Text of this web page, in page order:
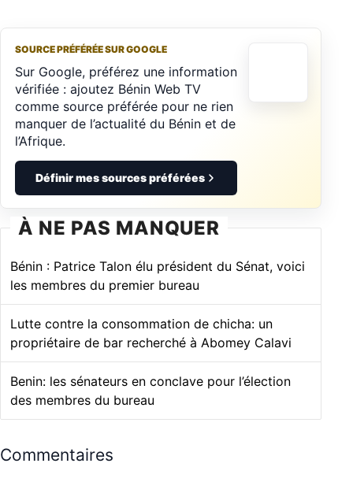
SOURCE PRÉFÉRÉE SUR GOOGLE
Sur Google, préférez une information
vérifiée : ajoutez Bénin Web TV
comme source préférée pour ne rien
manquer de l’actualité du Bénin et de
l’Afrique.
Définir mes sources préférées
À NE PAS MANQUER
Bénin : Patrice Talon élu président du Sénat, voici
les membres du premier bureau
Lutte contre la consommation de chicha: un
propriétaire de bar recherché à Abomey Calavi
Benin: les sénateurs en conclave pour l’élection
des membres du bureau
Commentaires